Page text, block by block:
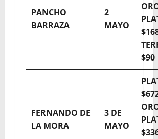
PANCHO
BARRAZA
2
MAYO
$90
FERNANDO DE
LA MORA
3 DE
MAYO